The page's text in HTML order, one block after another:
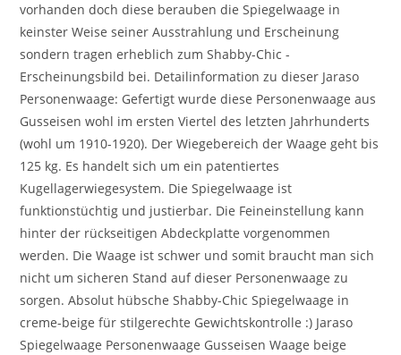
vorhanden doch diese berauben die Spiegelwaage in
keinster Weise seiner Ausstrahlung und Erscheinung
sondern tragen erheblich zum Shabby-Chic -
Erscheinungsbild bei. Detailinformation zu dieser Jaraso
Personenwaage: Gefertigt wurde diese Personenwaage aus
Gusseisen wohl im ersten Viertel des letzten Jahrhunderts
(wohl um 1910-1920). Der Wiegebereich der Waage geht bis
125 kg. Es handelt sich um ein patentiertes
Kugellagerwiegesystem. Die Spiegelwaage ist
funktionstüchtig und justierbar. Die Feineinstellung kann
hinter der rückseitigen Abdeckplatte vorgenommen
werden. Die Waage ist schwer und somit braucht man sich
nicht um sicheren Stand auf dieser Personenwaage zu
sorgen. Absolut hübsche Shabby-Chic Spiegelwaage in
creme-beige für stilgerechte Gewichtskontrolle :) Jaraso
Spiegelwaage Personenwaage Gusseisen Waage beige